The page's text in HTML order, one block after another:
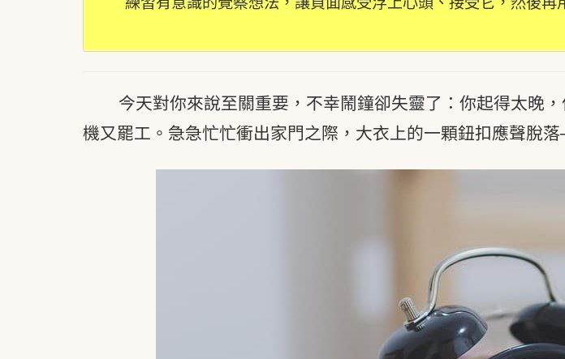
今天對你來說至關重要，不幸鬧鐘卻失靈了：你起得太晚
機又罷工。急急忙忙衝出家門之際，大衣上的一顆鈕扣應聲脫